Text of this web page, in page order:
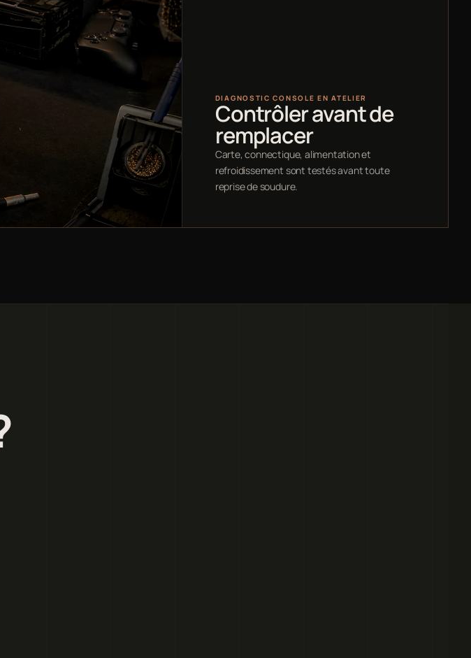
DIAGNOSTIC CONSOLE EN ATELIER
Contrôler avant de
remplacer
Carte, connectique, alimentation et
refroidissement sont testés avant toute
reprise de soudure.